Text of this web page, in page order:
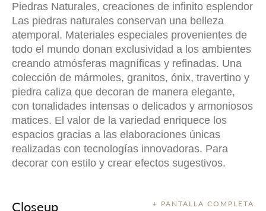
Piedras Naturales, creaciones de infinito esplendor
Las piedras naturales conservan una belleza
atemporal. Materiales especiales provenientes de
todo el mundo donan exclusividad a los ambientes
creando atmósferas magníficas y refinadas. Una
colección de mármoles, granitos, ónix, travertino y
piedra caliza que decoran de manera elegante,
con tonalidades intensas o delicados y armoniosos
matices. El valor de la variedad enriquece los
espacios gracias a las elaboraciones únicas
realizadas con tecnologías innovadoras. Para
decorar con estilo y crear efectos sugestivos.
+ PANTALLA COMPLETA
Closeup